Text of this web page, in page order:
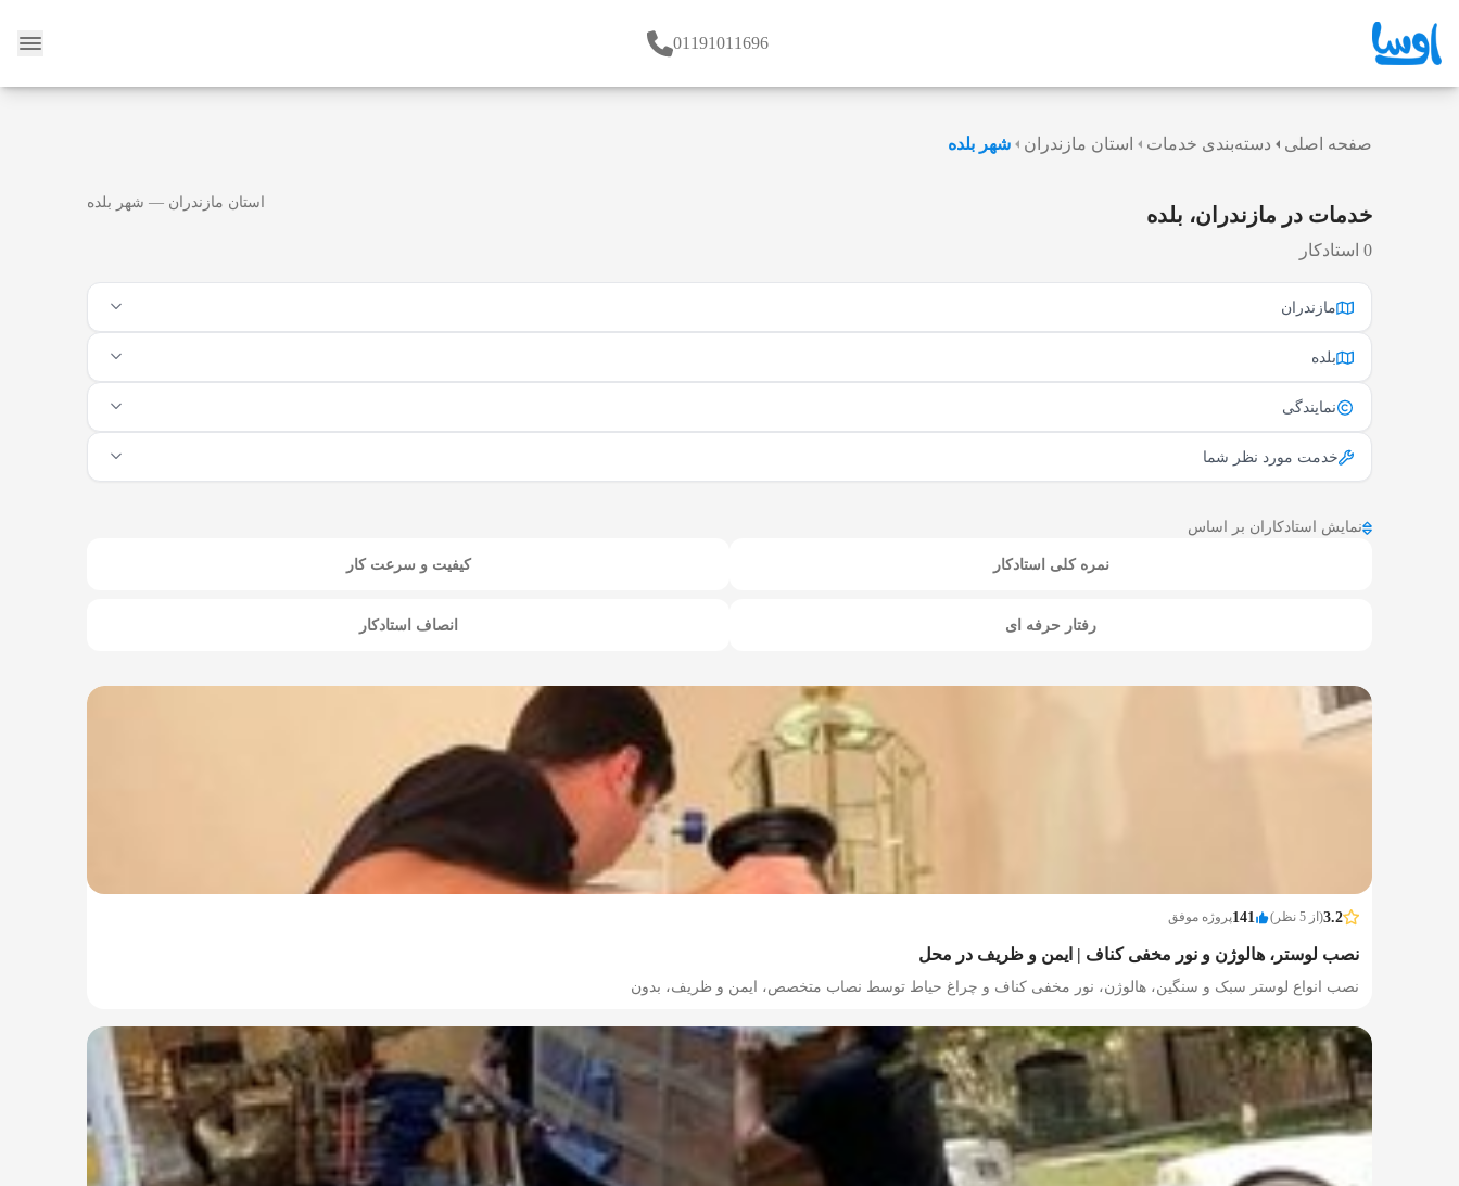
01191011696
صفحه اصلی دسته‌بندی خدمات استان مازندران شهر بلده
خدمات در مازندران، بلده
0 استادکار
استان مازندران — شهر بلده
مازندران
بلده
نمایندگی
خدمت مورد نظر شما
نمایش استادکاران بر اساس
نمره کلی استادکار کیفیت و سرعت کار
رفتار حرفه ای انصاف استادکار
3.2(از 5 نظر) 141پروژه موفق
نصب لوستر، هالوژن و نور مخفی کناف | ایمن و ظریف در محل
نصب انواع لوستر سبک و سنگین، هالوژن، نور مخفی کناف و چراغ حیاط توسط نصاب متخصص، ایمن و ظریف، بدون